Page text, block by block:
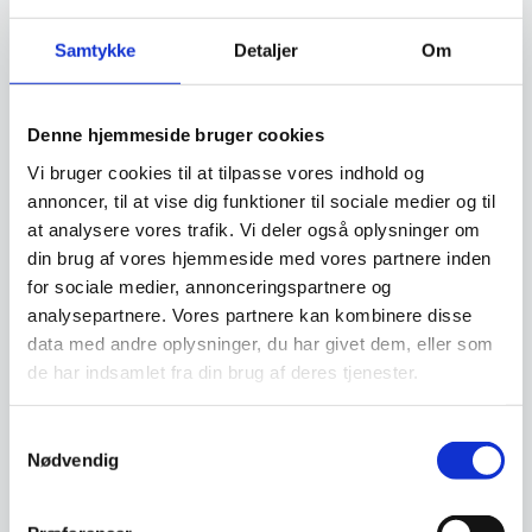
Samtykke Detaljer Om
Denne hjemmeside bruger cookies
Vi bruger cookies til at tilpasse vores indhold og
annoncer, til at vise dig funktioner til sociale medier og til
at analysere vores trafik. Vi deler også oplysninger om
din brug af vores hjemmeside med vores partnere inden
for sociale medier, annonceringspartnere og
analysepartnere. Vores partnere kan kombinere disse
data med andre oplysninger, du har givet dem, eller som
de har indsamlet fra din brug af deres tjenester.
Nødvendig
Trådløs kebabkniv, Hendi
Mål: 155x127x(h)20280W Til
udskæring af döner kebab,
shawarma, gyro…
1.699,00